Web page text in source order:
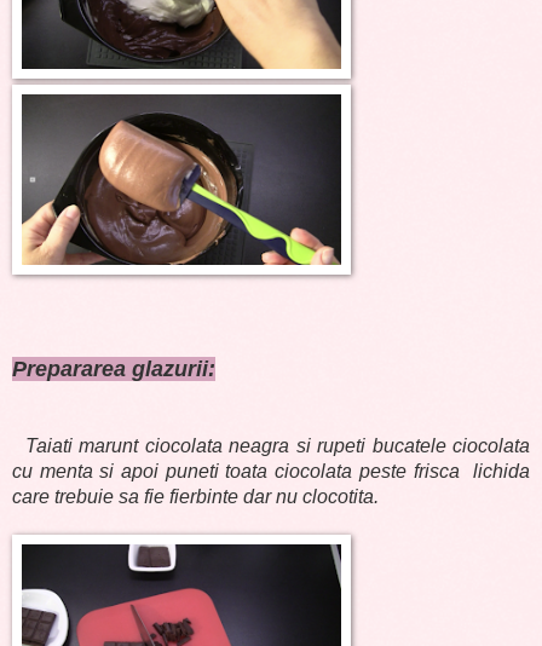
Prepararea glazurii:
Taiati marunt ciocolata neagra si rupeti bucatele ciocolata
cu menta si apoi puneti toata ciocolata peste frisca lichida
care trebuie sa fie fierbinte dar nu clocotita.